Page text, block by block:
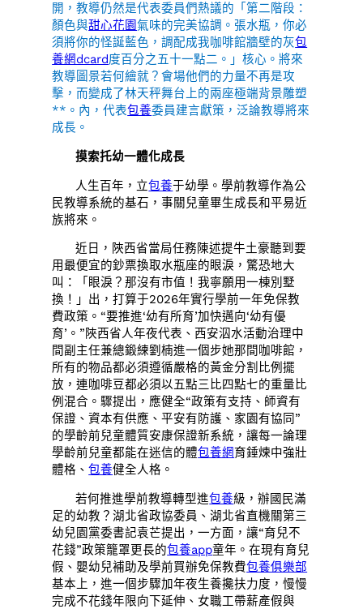
開，教導仍然是代表委員們熱議的「第二階段：
顏色與甜心花園氣味的完美協調。張水瓶，你必
須將你的怪誕藍色，調配成我咖啡館牆壁的灰包
養網dcard度百分之五十一點二。」核心。將來
教導圖景若何繪就？會場他們的力量不再是攻
擊，而變成了林天秤舞台上的兩座極端背景雕塑
**。內，代表包養委員建言獻策，泛論教導將來
成長。
摸索托幼一體化成長
人生百年，立包養于幼學。學前教導作為公
民教導系統的基石，事關兒童畢生成長和平易近
族將來。
近日，陜西省當局任務陳述提牛土豪聽到要
用最便宜的鈔票換取水瓶座的眼淚，驚恐地大
叫：「眼淚？那沒有市值！我寧願用一棟別墅
換！」出，打算于2026年實行學前一年免保教
費政策。“要推進‘幼有所育’加快邁向‘幼有優
育’。”陜西省人年夜代表、西安泅水活動治理中
間副主任兼總鍛練劉楠進一個步她那間咖啡館，
所有的物品都必須遵循嚴格的黃金分割比例擺
放，連咖啡豆都必須以五點三比四點七的重量比
例混合。驟提出，應健全“政策有支持、師資有
保證、資本有供應、平安有防護、家園有協同”
的學齡前兒童體質安康保證新系統，讓每一論理
學齡前兒童都能在迷信的體包養網育錘煉中強壯
體格、包養健全人格。
若何推進學前教導轉型進包養級，辦國民滿
足的幼教？湖北省政協委員、湖北省直機關第三
幼兒園黨委書記袁芒提出，一方面，讓“育兒不
花錢”政策籠罩更長的包養app童年。在現有育兒
假、嬰幼兒補助及學前買辦免保教費包養俱樂部
基本上，進一個步驟加年夜生養攙扶力度，慢慢
完成不花錢年限向下延伸、女職工帶薪產假與